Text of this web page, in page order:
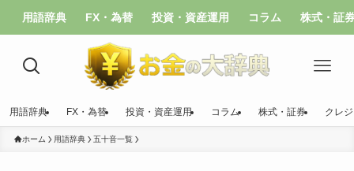
用語辞典 FX・為替 投資・資産運用 コラム 株式・証
用語辞典 FX・為替 投資・資産運用 コラム 株式・証券 クレ
ホーム 用語辞典 五十音一覧